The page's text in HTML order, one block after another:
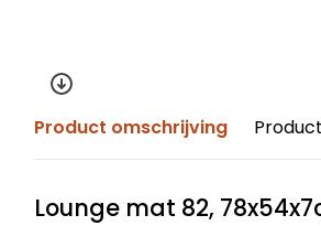
Product omschrijving
Lounge mat 82,